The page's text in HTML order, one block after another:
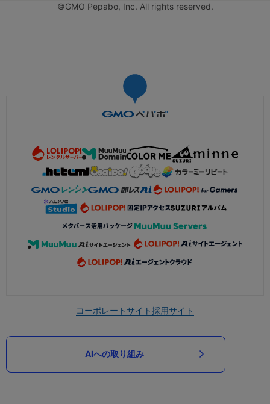
©GMO Pepabo, Inc. All rights reserved.
コーポレートサイト採用サイト
AIへの取り組み